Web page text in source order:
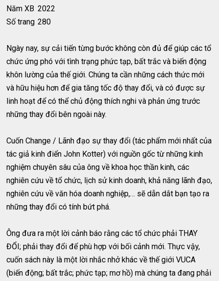
Năm XB 2022
Số trang 280
Ngày nay, sự cải tiến từng bước không còn đủ để giúp các tổ
chức ứng phó với tình trạng phức tạp, bất trắc và biến động
khôn lường của thế giới. Chúng ta cần những cách thức mới
và hữu hiệu hơn để gia tăng tốc độ thay đổi, và có được sự
linh hoạt để có thể chủ động thích nghi và phản ứng trước
những thay đổi bên ngoài này.
Cuốn Change / Lãnh đạo sự thay đổi (tác phẩm mới nhất của
tác giả kinh điển John Kotter) với nguồn gốc từ những kinh
nghiệm chuyên sâu của ông về khoa học thần kinh, các
nghiên cứu về tổ chức, lịch sử kinh doanh, khả năng lãnh đạo,
nghiên cứu về văn hóa doanh nghiệp,… sẽ dẫn dắt bạn tạo ra
những thay đổi có tính bứt phá.
Ông đưa ra một lời cảnh báo rằng các tổ chức phải THAY
ĐỔI; phải thay đổi để phù hợp với bối cảnh mới. Thực vậy,
cuốn sách này là một lời nhắc nhở khác về thế giới VUCA
(biến động; bất trắc; phức tạp; mơ hồ) mà chúng ta đang phải